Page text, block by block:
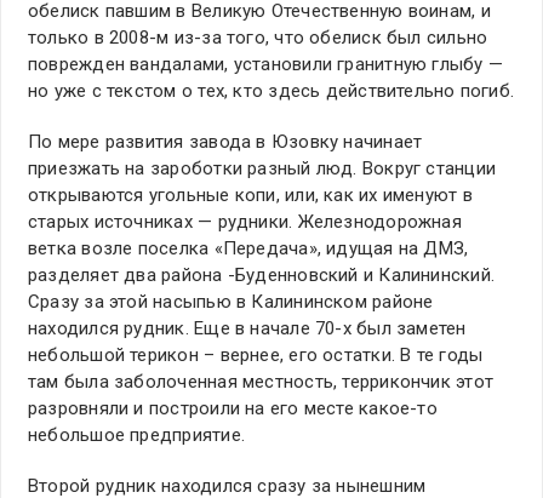
обелиск павшим в Великую Отечественную воинам, и
только в 2008-м из-за того, что обелиск был сильно
поврежден вандалами, установили гранитную глыбу —
но уже с текстом о тех, кто здесь действительно погиб.
По мере развития завода в Юзовку начинает
приезжать на зароботки разный люд. Вокруг станции
открываются угольные копи, или, как их именуют в
старых источниках — рудники. Железнодорожная
ветка возле поселка «Передача», идущая на ДМЗ,
разделяет два района -Буденновский и Калининский.
Сразу за этой насыпью в Калининском районе
находился рудник. Еще в начале 70-х был заметен
небольшой терикон – вернее, его остатки. В те годы
там была заболоченная местность, террикончик этот
разровняли и построили на его месте какое-то
небольшое предприятие.
Второй рудник находился сразу за нынешним